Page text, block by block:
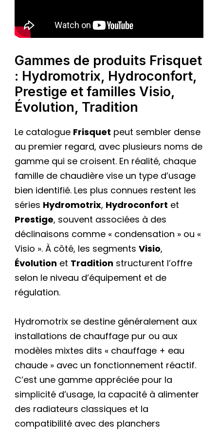
Gammes de produits Frisquet
: Hydromotrix, Hydroconfort,
Prestige et familles Visio,
Évolution, Tradition
Le catalogue Frisquet peut sembler dense
au premier regard, avec plusieurs noms de
gamme qui se croisent. En réalité, chaque
famille de chaudière vise un type d’usage
bien identifié. Les plus connues restent les
séries Hydromotrix, Hydroconfort et
Prestige, souvent associées à des
déclinaisons comme « condensation » ou «
Visio ». À côté, les segments Visio,
Évolution et Tradition structurent l’offre
selon le niveau d’équipement et de
régulation.
Hydromotrix se destine généralement aux
installations de chauffage pur ou aux
modèles mixtes dits « chauffage + eau
chaude » avec un fonctionnement réactif.
C’est une gamme appréciée pour la
simplicité d’usage, la capacité à alimenter
des radiateurs classiques et la
compatibilité avec des planchers